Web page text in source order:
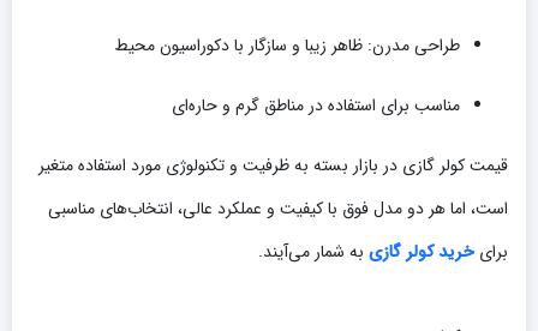
طراحی مدرن: ظاهر زیبا و سازگار با دکوراسیون محیط
مناسب برای استفاده در مناطق گرم و حاره‌ای
قیمت کولر گازی در بازار بسته به ظرفیت و تکنولوژی مورد استفاده متغیر
است، اما هر دو مدل فوق با کیفیت و عملکرد عالی، انتخاب‌های مناسبی
برای خرید کولر گازی به شمار می‌آیند.